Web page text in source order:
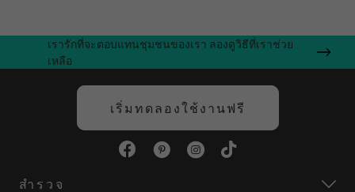
เรารักที่จะตอบแทนชุมชนของเรา ลองดูวิธีที่เราช่วย
เหลือ
เริ่มทดลองใช้งานฟรี
สำรวจ